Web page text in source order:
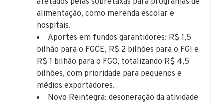
alimentação, como merenda escolar e
hospitais.
Aportes em fundos garantidores: R$ 1,5
bilhão para o FGCE, R$ 2 bilhões para o FGI e
R$ 1 bilhão para o FGO, totalizando R$ 4,5
bilhões, com prioridade para pequenos e
médios exportadores.
Novo Reintegra: desoneração da atividade